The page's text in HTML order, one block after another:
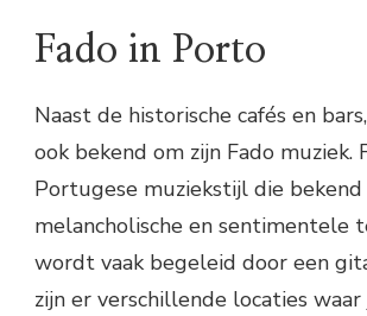
Fado in Porto
Naast de historische cafés en
ook bekend om zijn Fado muziek.
Portugese muziekstijl die
melancholische en sentimentele
wordt vaak begeleid door een
zijn er verschillende locaties